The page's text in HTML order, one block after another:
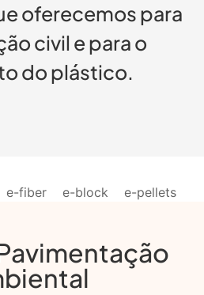
oferecemos para
civil e para o
do plástico.
e-fiber e-block e-pellets